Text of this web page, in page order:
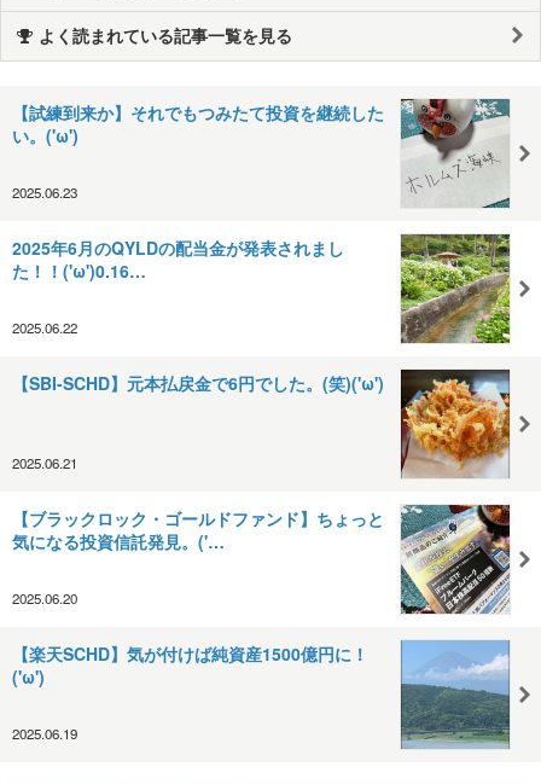
よく読まれている記事一覧を見る
【試練到来か】それでもつみたて投資を継続した
い。('ω')
2025.06.23
2025年6月のQYLDの配当金が発表されまし
た！！('ω')0.16…
2025.06.22
【SBI‐SCHD】元本払戻金で6円でした。(笑)('ω')
2025.06.21
【ブラックロック・ゴールドファンド】ちょっと
気になる投資信託発見。('…
2025.06.20
【楽天SCHD】気が付けば純資産1500億円に！
('ω')
2025.06.19